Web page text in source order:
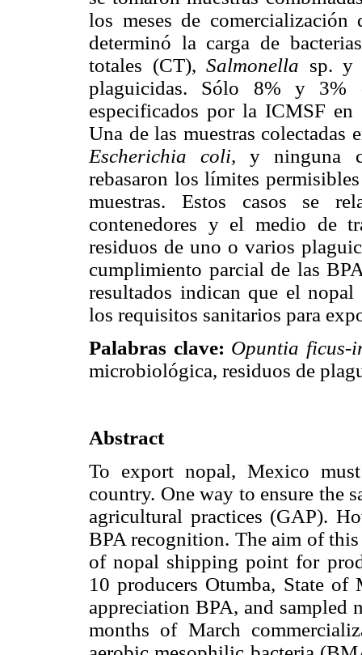
los meses de
determinó la carga de
totales (CT), Salmonella sp.
plaguicidas. Sólo 8% y 3%
especificados por la ICMSF
Una de las muestras colectadas
Escherichia coli, y ninguna
rebasaron los límites
muestras. Estos casos se
contenedores y el medio de
residuos de uno o varios
cumplimiento parcial de las
resultados indican que el
los requisitos sanitarios para
Palabras clave: Opuntia ficus-
microbiológica, residuos de
Abstract
To export nopal, Mexico
country. One way to ensure the
agricultural practices (GAP).
BPA recognition. The aim of
of nopal shipping point for
10 producers Otumba, State
appreciation BPA, and
months of March